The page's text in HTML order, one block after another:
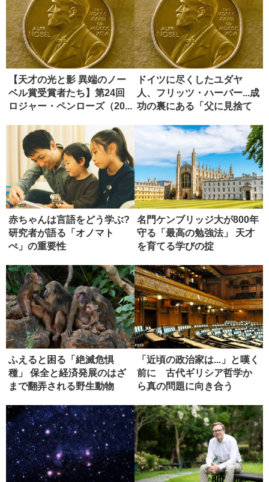
【天才の光と影 異端のノー
ベル賞受賞者たち】第24回
ロジャー・ペンローズ（20...
ドイツに尽くしたユダヤ
人、フリッツ・ハーバー...成
功の裏にある「父に見捨て
赤ちゃんは言語をどう学ぶ?
研究者が語る「オノマト
ぺ」の重要性
名門ケンブリッジ大が800年
守る「最高の勉強法」 天才
を育てる学びの掟
ふえると困る「絶滅危惧
種」 保全と経済発展のはざ
まで翻弄される野生動物
「近頃の政治家は...」と嘆く
前に 古代ギリシア哲学か
ら真の問題に向き合う